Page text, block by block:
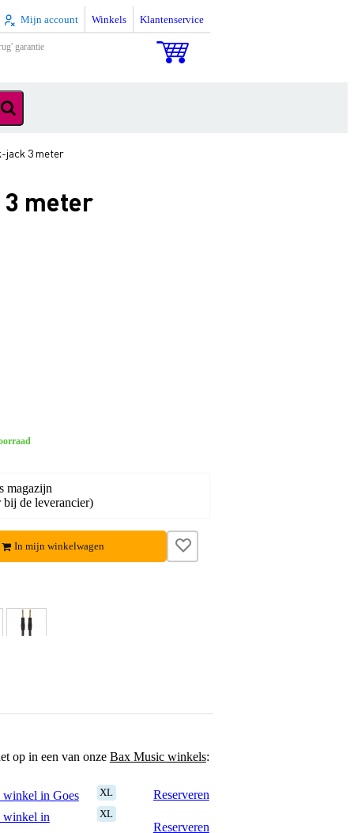
Mijn account Winkels Klantenservice
garantie
jack 3 meter
3 meter
magazijn
bij de leverancier)
In mijn winkelwagen
op in een van onze Bax Music winkels:
in Goes XL
Reserveren
winkel in
XL
Reserveren